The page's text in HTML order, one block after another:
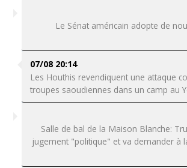
Le Sénat américain adopte de
07/08 20:14
Les Houthis revendiquent une attaque
troupes saoudiennes dans un camp au
Salle de bal de la Maison Blanche:
jugement "politique" et va demander à